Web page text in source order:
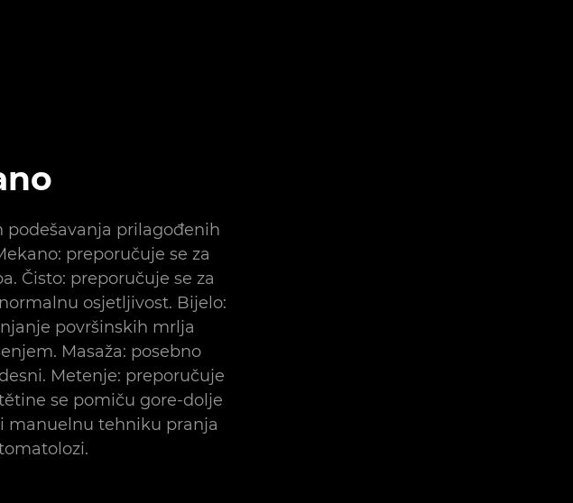
prilagođenih
preporučuje se za
Čisto: preporučuje se za
osjetljivost. Bijelo:
površinskih mrlja
Masaža: posebno
Metenje: preporučuje
se pomiču gore-dolje
manuelnu tehniku pranja